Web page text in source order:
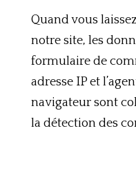
Quand vous
notre site, les
formulaire de
adresse IP et
navigateur sont
la détection des